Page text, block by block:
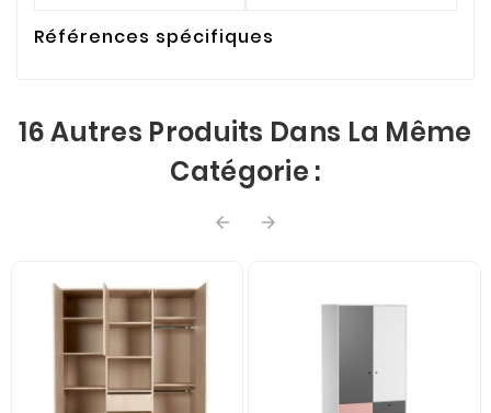
Références spécifiques
16 Autres Produits Dans La Même
Catégorie :
 